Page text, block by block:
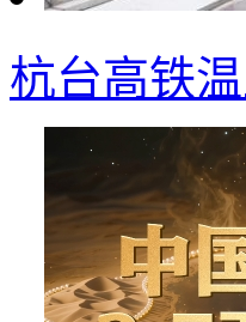
杭台高铁